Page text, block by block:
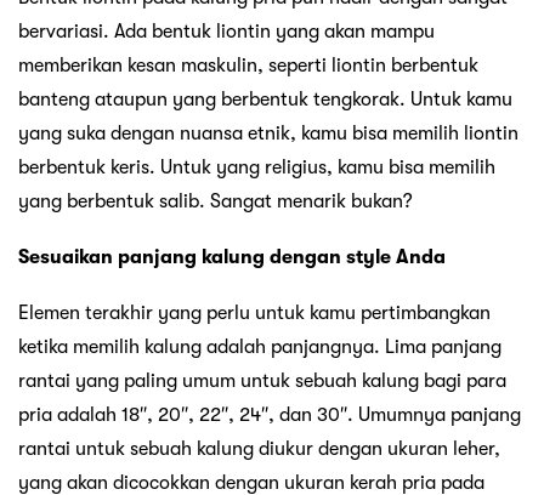
bervariasi. Ada bentuk liontin yang akan mampu
memberikan kesan maskulin, seperti liontin berbentuk
banteng ataupun yang berbentuk tengkorak. Untuk kamu
yang suka dengan nuansa etnik, kamu bisa memilih liontin
berbentuk keris. Untuk yang religius, kamu bisa memilih
yang berbentuk salib. Sangat menarik bukan?
Sesuaikan panjang kalung dengan style Anda
Elemen terakhir yang perlu untuk kamu pertimbangkan
ketika memilih kalung adalah panjangnya. Lima panjang
rantai yang paling umum untuk sebuah kalung bagi para
pria adalah 18″, 20″, 22″, 24″, dan 30″. Umumnya panjang
rantai untuk sebuah kalung diukur dengan ukuran leher,
yang akan dicocokkan dengan ukuran kerah pria pada